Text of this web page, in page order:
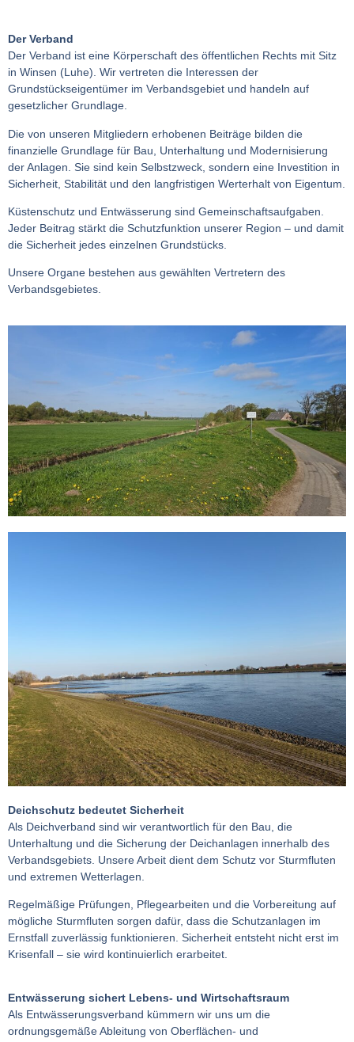
Der Verband
Der Verband ist eine Körperschaft des öffentlichen Rechts mit Sitz
in Winsen (Luhe). Wir vertreten die Interessen der
Grundstückseigentümer im Verbandsgebiet und handeln auf
gesetzlicher Grundlage.
Die von unseren Mitgliedern erhobenen Beiträge bilden die
finanzielle Grundlage für Bau, Unterhaltung und Modernisierung
der Anlagen. Sie sind kein Selbstzweck, sondern eine Investition in
Sicherheit, Stabilität und den langfristigen Werterhalt von Eigentum.
Küstenschutz und Entwässerung sind Gemeinschaftsaufgaben.
Jeder Beitrag stärkt die Schutzfunktion unserer Region – und damit
die Sicherheit jedes einzelnen Grundstücks.
Unsere Organe bestehen aus gewählten Vertretern des
Verbandsgebietes.
Deichschutz bedeutet Sicherheit
Als Deichverband sind wir verantwortlich für den Bau, die
Unterhaltung und die Sicherung der Deichanlagen innerhalb des
Verbandsgebiets. Unsere Arbeit dient dem Schutz vor Sturmfluten
und extremen Wetterlagen.
Regelmäßige Prüfungen, Pflegearbeiten und die Vorbereitung auf
mögliche Sturmfluten sorgen dafür, dass die Schutzanlagen im
Ernstfall zuverlässig funktionieren. Sicherheit entsteht nicht erst im
Krisenfall – sie wird kontinuierlich erarbeitet.
Entwässerung sichert Lebens- und Wirtschaftsraum
Als Entwässerungsverband kümmern wir uns um die
ordnungsgemäße Ableitung von Oberflächen- und